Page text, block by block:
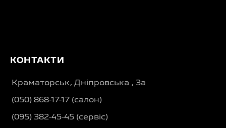
КОНТАКТИ
Краматорськ, Дніпровська , 3а
(050) 868-17-17 (салон)
(095) 382-45-45 (сервіс)